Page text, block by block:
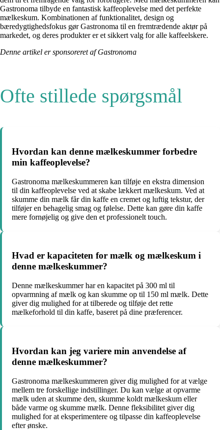
Gastronoma tilbyde en fantastisk kaffeoplevelse med det perfekte
mælkeskum. Kombinationen af funktionalitet, design og
bæredygtighedsfokus gør Gastronoma til en fremtrædende aktør på
markedet, og deres produkter er et sikkert valg for alle kaffeelskere.
Denne artikel er sponsoreret af Gastronoma
Ofte stillede spørgsmål
Hvordan kan denne mælkeskummer forbedre
min kaffeoplevelse?
Gastronoma mælkeskummeren kan tilføje en ekstra dimension
til din kaffeoplevelse ved at skabe lækkert mælkeskum. Ved at
skumme din mælk får din kaffe en cremet og luftig tekstur, der
tilføjer en behagelig smag og følelse. Dette kan gøre din kaffe
mere fornøjelig og give den et professionelt touch.
Hvad er kapaciteten for mælk og mælkeskum i
denne mælkeskummer?
Denne mælkeskummer har en kapacitet på 300 ml til
opvarmning af mælk og kan skumme op til 150 ml mælk. Dette
giver dig mulighed for at tilberede og tilføje det rette
mælkeforhold til din kaffe, baseret på dine præferencer.
Hvordan kan jeg variere min anvendelse af
denne mælkeskummer?
Gastronoma mælkeskummeren giver dig mulighed for at vælge
mellem tre forskellige indstillinger. Du kan vælge at opvarme
mælk uden at skumme den, skumme koldt mælkeskum eller
både varme og skumme mælk. Denne fleksibilitet giver dig
mulighed for at eksperimentere og tilpasse din kaffeoplevelse
efter ønske.